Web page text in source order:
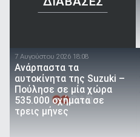
7 Αυγούστου 2026 18:08
Ανάρπαστα τα
αυτοκίνητα της Suzuki –
Πούλησε σε μία χώρα
535.000 οχήματα σε
τρεις μήνες